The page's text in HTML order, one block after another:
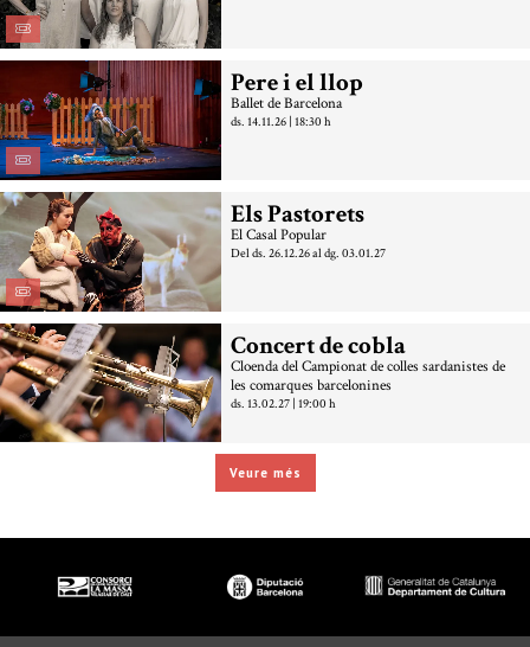
Pere i el llop
Ballet de Barcelona
ds. 14.11.26| 18:30 h
Els Pastorets
El Casal Popular
Del ds. 26.12.26al dg. 03.01.27
Concert de cobla
Cloenda del Campionat de colles sardanistes de
les comarques barcelonines
ds. 13.02.27| 19:00 h
Veure més
Diapositiva 1 de 3